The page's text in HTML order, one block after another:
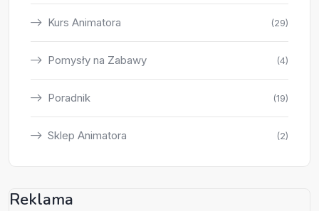
Kurs Animatora (29)
Pomysły na Zabawy (4)
Poradnik (19)
Sklep Animatora (2)
Reklama